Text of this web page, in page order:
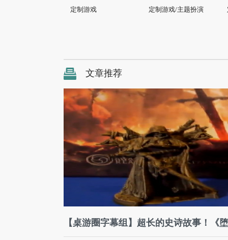
定制游戏 定制游戏/主题扮演
文章推荐
【桌游圈字幕组】超长的史诗故事！《